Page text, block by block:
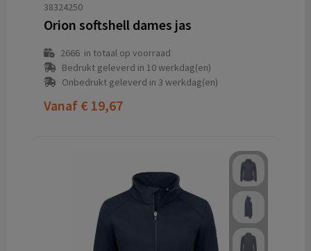
38324250
Orion softshell dames jas
2666in totaal op voorraad
Bedrukt geleverd in 10 werkdag(en)
Onbedrukt geleverd in 3 werkdag(en)
Vanaf € 19,67